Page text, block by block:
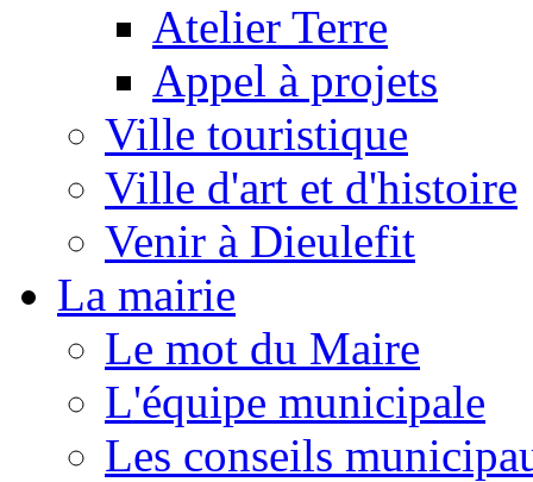
Atelier Terre
Appel à projets
Ville touristique
Ville d'art et d'histoire
Venir à Dieulefit
La mairie
Le mot du Maire
L'équipe municipale
Les conseils